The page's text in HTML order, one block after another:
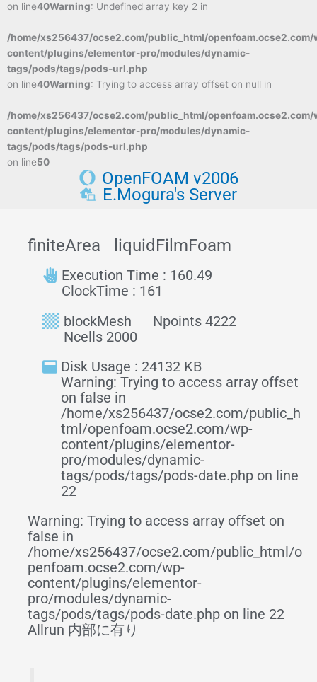
on line40Warning: Undefined array key 2 in
/home/xs256437/ocse2.com/public_html/openfoam.ocse2.com/
content/plugins/elementor-pro/modules/dynamic-
tags/pods/tags/pods-url.php
on line40Warning: Trying to access array offset on null in
/home/xs256437/ocse2.com/public_html/openfoam.ocse2.com/
content/plugins/elementor-pro/modules/dynamic-
tags/pods/tags/pods-url.php
on line50
OpenFOAM v2006
E.Mogura's Server
finiteArea liquidFilmFoam
Execution Time : 160.49
ClockTime : 161
blockMesh
Npoints 4222
Ncells 2000
Disk Usage : 24132 KB
Warning: Trying to access array offset
on false in
/home/xs256437/ocse2.com/public_h
tml/openfoam.ocse2.com/wp-
content/plugins/elementor-
pro/modules/dynamic-
tags/pods/tags/pods-date.php on line
22
Warning: Trying to access array offset on
false in
/home/xs256437/ocse2.com/public_html/o
penfoam.ocse2.com/wp-
content/plugins/elementor-
pro/modules/dynamic-
tags/pods/tags/pods-date.php on line 22
Allrun 内部に有り